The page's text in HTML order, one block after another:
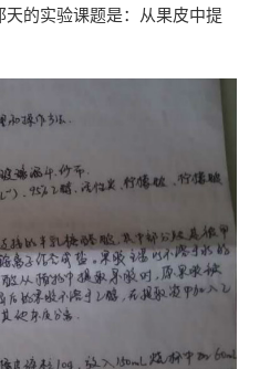
的实验课题是：从果皮中提